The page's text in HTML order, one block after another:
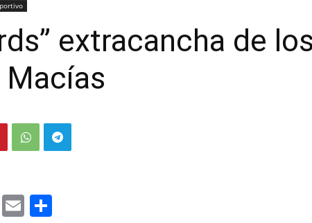
extracancha de
WhatsApp
Email